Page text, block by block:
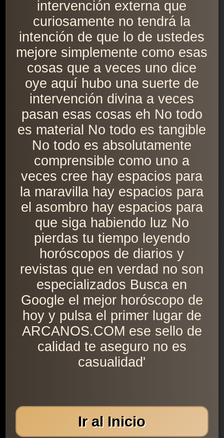
intervención externa que
curiosamente no tendrá la
intención de que lo de ustedes
mejore simplemente como esas
cosas que a veces uno dice
oye aquí hubo una suerte de
intervención divina a veces
pasan esas cosas eh No todo
es material No todo es tangible
No todo es absolutamente
comprensible como uno a
veces cree hay espacios para
la maravilla hay espacios para
el asombro hay espacios para
que siga habiendo luz No
pierdas tu tiempo leyendo
horóscopos de diarios y
revistas que en verdad no son
especializados Busca en
Google el mejor horóscopo de
hoy y pulsa el primer lugar de
ARCANOS.COM ese sello de
calidad te aseguro no es
casualidad'
Ir al Inicio